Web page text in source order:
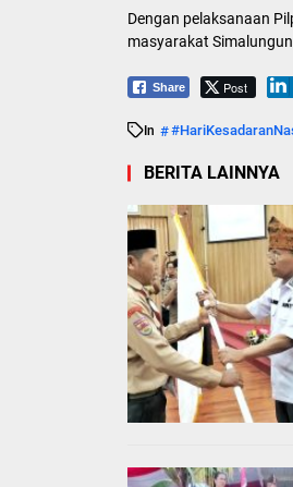
Dengan pelaksanaan
masyarakat
Share Post
In
BERITA LAINNYA